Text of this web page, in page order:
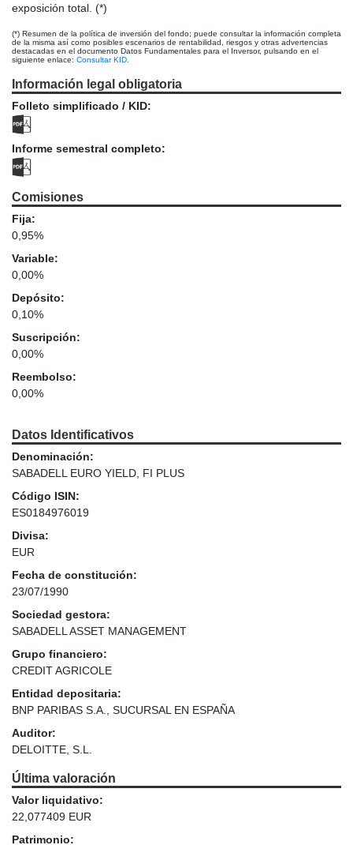
exposición total. (*)
(*) Resumen de la política de inversión del fondo; puede consultar la información completa
de la misma así como posibles escenarios de rentabilidad, riesgos y otras advertencias
destacadas en el documento Datos Fundamentales para el Inversor, pulsando en el
siguiente enlace: Consultar KID.
Información legal obligatoria
Folleto simplificado / KID:
Informe semestral completo:
Comisiones
Fija:
0,95%
Variable:
0,00%
Depósito:
0,10%
Suscripción:
0,00%
Reembolso:
0,00%
Datos Identificativos
Denominación:
SABADELL EURO YIELD, FI PLUS
Código ISIN:
ES0184976019
Divisa:
EUR
Fecha de constitución:
23/07/1990
Sociedad gestora:
SABADELL ASSET MANAGEMENT
Grupo financiero:
CREDIT AGRICOLE
Entidad depositaria:
BNP PARIBAS S.A., SUCURSAL EN ESPAÑA
Auditor:
DELOITTE, S.L.
Última valoración
Valor liquidativo:
22,077409 EUR
Patrimonio: